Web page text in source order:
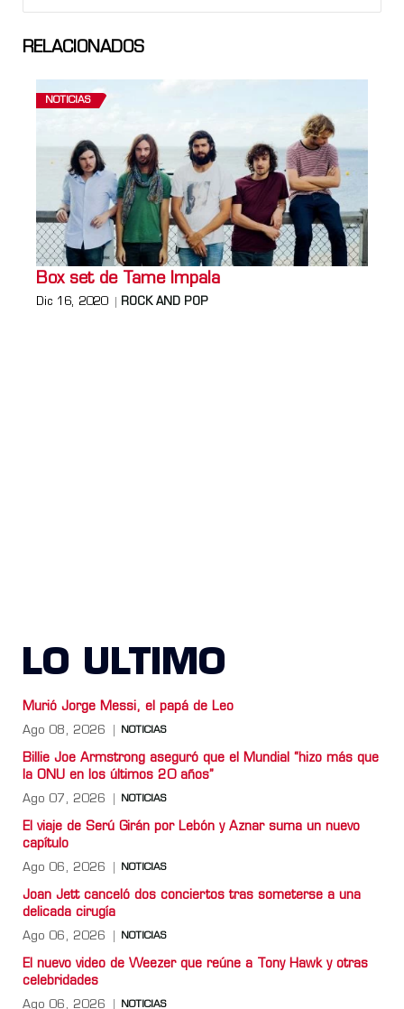
RELACIONADOS
NOTICIAS
Box set de Tame Impala
Dic 16, 2020 ROCK AND POP
LO ULTIMO
Murió Jorge Messi, el papá de Leo
Ago 08, 2026 NOTICIAS
Billie Joe Armstrong aseguró que el Mundial “hizo más que
la ONU en los últimos 20 años”
Ago 07, 2026 NOTICIAS
El viaje de Serú Girán por Lebón y Aznar suma un nuevo
capítulo
Ago 06, 2026 NOTICIAS
Joan Jett canceló dos conciertos tras someterse a una
delicada cirugía
Ago 06, 2026 NOTICIAS
El nuevo video de Weezer que reúne a Tony Hawk y otras
celebridades
Ago 06, 2026 NOTICIAS